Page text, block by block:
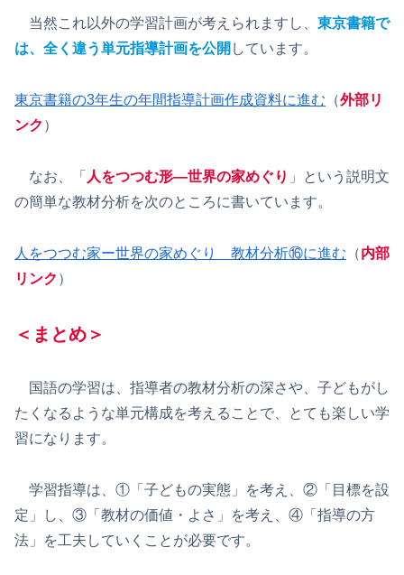
当然これ以外の学習計画が考えられますし、 東京書籍で
は、全く違う単元指導計画を公開 しています。
東京書籍の3年生の年間指導計画作成資料に進む （外部リ
ンク ）
なお、「 人をつつむ形―世界の家めぐり 」という説明文
の簡単な教材分析を次のところに書いています。
人をつつむ家ー世界の家めぐり 教材分析⑯に進む （内部
リンク ）
＜まとめ＞
国語の学習は、指導者の教材分析の深さや、子どもがし
たくなるような単元構成を考えることで、とても楽しい学
習になります。
学習指導は、①「子どもの実態」を考え、②「目標を設
定」し、③「教材の価値・よさ」を考え、④「指導の方
法」を工夫していくことが必要です。